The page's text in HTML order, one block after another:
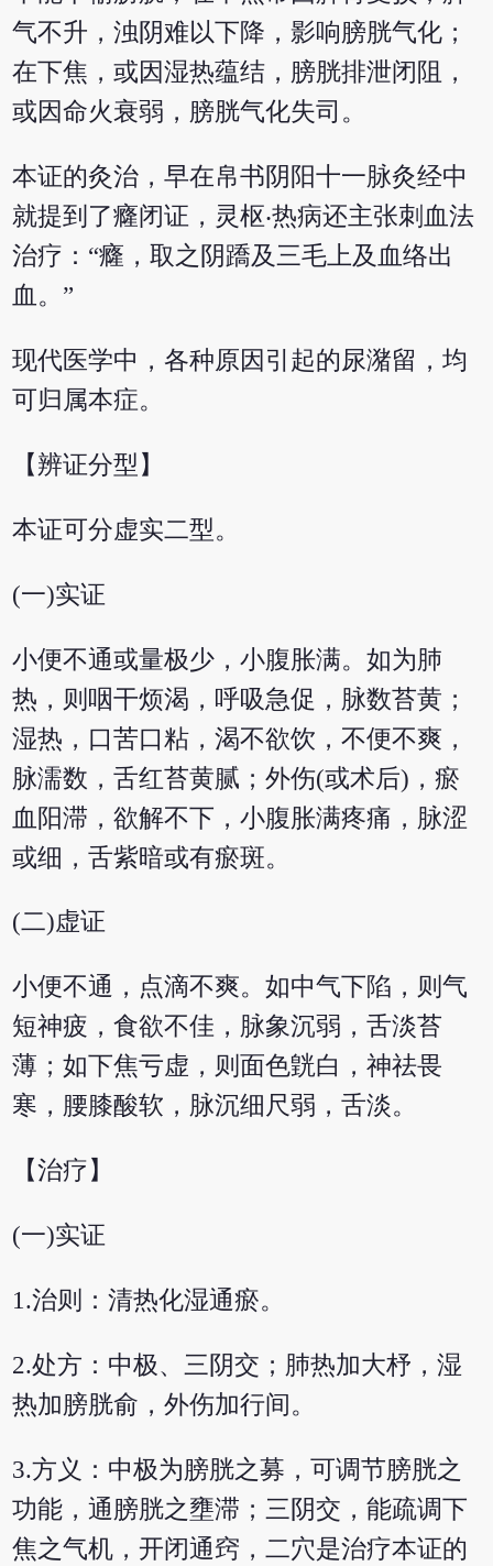
气不升，浊阴难以下降，影响膀胱气化；
在下焦，或因湿热蕴结，膀胱排泄闭阻，
或因命火衰弱，膀胱气化失司。
本证的灸治，早在帛书阴阳十一脉灸经中
就提到了癃闭证，灵枢‧热病还主张刺血法
治疗：“癃，取之阴蹻及三毛上及血络出
血。”
现代医学中，各种原因引起的尿潴留，均
可归属本症。
【辨证分型】
本证可分虚实二型。
(一)实证
小便不通或量极少，小腹胀满。如为肺
热，则咽干烦渴，呼吸急促，脉数苔黄；
湿热，口苦口粘，渴不欲饮，不便不爽，
脉濡数，舌红苔黄腻；外伤(或术后)，瘀
血阳滞，欲解不下，小腹胀满疼痛，脉涩
或细，舌紫暗或有瘀斑。
(二)虚证
小便不通，点滴不爽。如中气下陷，则气
短神疲，食欲不佳，脉象沉弱，舌淡苔
薄；如下焦亏虚，则面色皝白，神祛畏
寒，腰膝酸软，脉沉细尺弱，舌淡。
【治疗】
(一)实证
1.治则：清热化湿通瘀。
2.处方：中极、三阴交；肺热加大杼，湿
热加膀胱俞，外伤加行间。
3.方义：中极为膀胱之募，可调节膀胱之
功能，通膀胱之壅滞；三阴交，能疏调下
焦之气机，开闭通窍，二穴是治疗本证的